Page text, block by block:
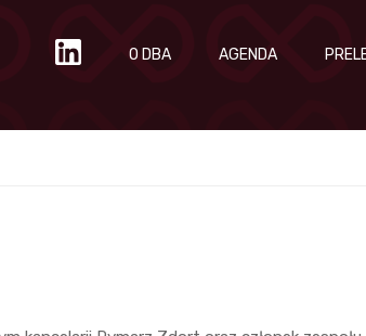
O DBA AGENDA